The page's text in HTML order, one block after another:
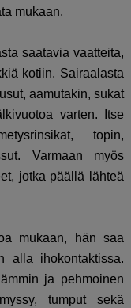
mukaan.
saatavia vaatteita,
kotiin. Sairaalasta
aamutakin, sukat
varten. Itse
topin,
Varmaan myös
jotka päällä lähteä
mukaan, hän saa
alla ihokontaktissa.
ja pehmoinen
tumput sekä